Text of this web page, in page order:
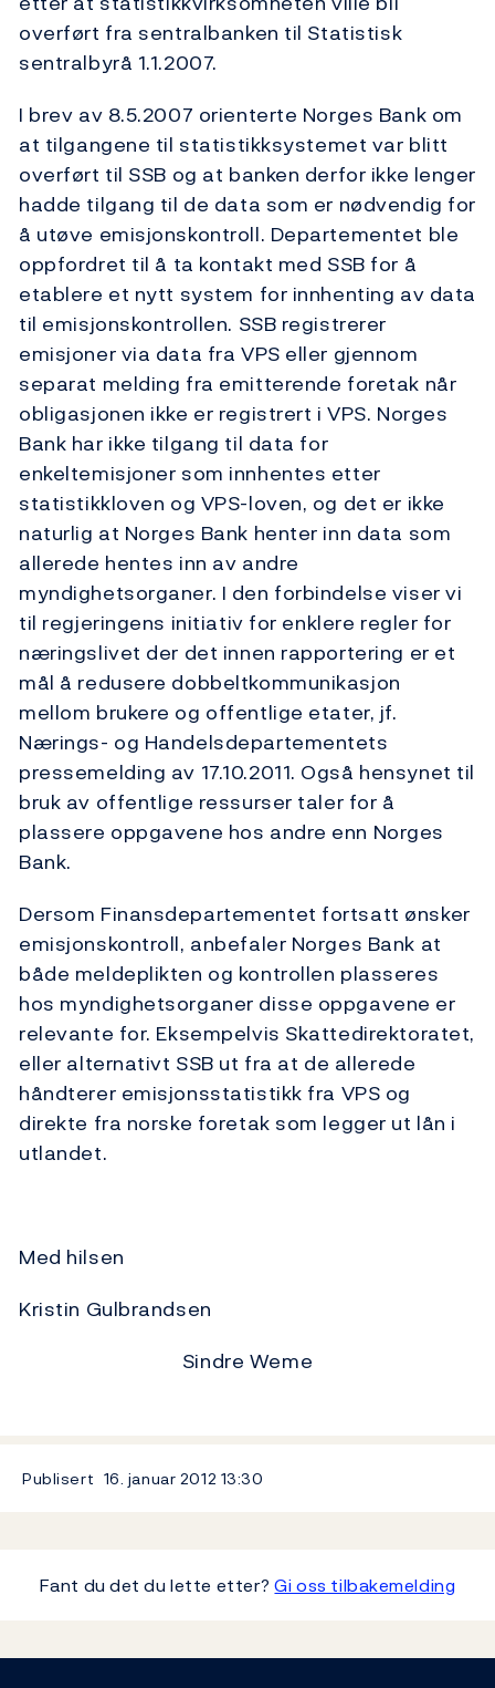
overført fra sentralbanken til Statistisk
sentralbyrå 1.1.2007.
I brev av 8.5.2007 orienterte Norges Bank om
at tilgangene til statistikksystemet var blitt
overført til SSB og at banken derfor ikke lenger
hadde tilgang til de data som er nødvendig for
å utøve emisjonskontroll. Departementet ble
oppfordret til å ta kontakt med SSB for å
etablere et nytt system for innhenting av data
til emisjonskontrollen. SSB registrerer
emisjoner via data fra VPS eller gjennom
separat melding fra emitterende foretak når
obligasjonen ikke er registrert i VPS. Norges
Bank har ikke tilgang til data for
enkeltemisjoner som innhentes etter
statistikkloven og VPS-loven, og det er ikke
naturlig at Norges Bank henter inn data som
allerede hentes inn av andre
myndighetsorganer. I den forbindelse viser vi
til regjeringens initiativ for enklere regler for
næringslivet der det innen rapportering er et
mål å redusere dobbeltkommunikasjon
mellom brukere og offentlige etater, jf.
Nærings- og Handelsdepartementets
pressemelding av 17.10.2011. Også hensynet til
bruk av offentlige ressurser taler for å
plassere oppgavene hos andre enn Norges
Bank.
Dersom Finansdepartementet fortsatt ønsker
emisjonskontroll, anbefaler Norges Bank at
både meldeplikten og kontrollen plasseres
hos myndighetsorganer disse oppgavene er
relevante for. Eksempelvis Skattedirektoratet,
eller alternativt SSB ut fra at de allerede
håndterer emisjonsstatistikk fra VPS og
direkte fra norske foretak som legger ut lån i
utlandet.
Med hilsen
Kristin Gulbrandsen
Sindre Weme
Publisert 16. januar 2012 13:30
Fant du det du lette etter?Gi oss tilbakemelding